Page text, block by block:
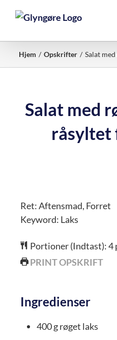
Hjem Opskrifter Salat
Salat med
råsyltet
Ret:Aftensmad, Forret
Keyword: Laks
Portioner (Indtast):4
PRINT OPSKRIFT
Ingredienser
400grøget laks